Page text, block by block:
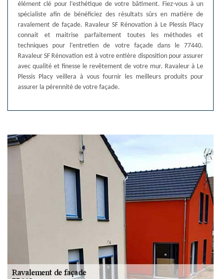
élément clé pour l’esthétique de votre bâtiment. Fiez-vous à un
spécialiste afin de bénéficiez des résultats sûrs en matière de
ravalement de façade. Ravaleur SF Rénovation à Le Plessis Placy
connait et maitrise parfaitement toutes les méthodes et
techniques pour l’entretien de votre façade dans le 77440.
Ravaleur SF Rénovation est à votre entière disposition pour assurer
avec qualité et finesse le revêtement de votre mur. Ravaleur à Le
Plessis Placy veillera à vous fournir les meilleurs produits pour
assurer la pérennité de votre façade.